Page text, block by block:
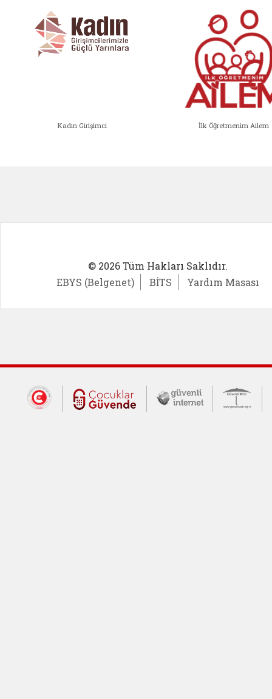
Kadın Girişimci İlk Öğretmenim Ailem
© 2026 Tüm Hakları Saklıdır.
EBYS (Belgenet)
BİTS Yardım Masası
Dış Bağlantılar
Cumhurbaşkanlığı İletişim Merkezi
Çocuklar Güvende (yeni
Güvenli